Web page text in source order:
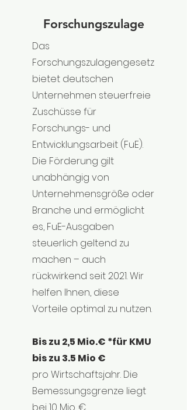
Forschungszulage
Das
Forschungszulagengesetz
bietet deutschen
Unternehmen steuerfreie
Zuschüsse für
Forschungs- und
Entwicklungsarbeit (FuE).
Die Förderung gilt
unabhängig von
Unternehmensgröße oder
Branche und ermöglicht
es, FuE-Ausgaben
steuerlich geltend zu
machen – auch
rückwirkend seit 2021. Wir
helfen Ihnen, diese
Vorteile optimal zu nutzen.
Bis zu 2,5 Mio.€ *für KMU
bis zu 3.5 Mio €
pro Wirtschaftsjahr. Die
Bemessungsgrenze liegt